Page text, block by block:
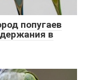
попугаев
в